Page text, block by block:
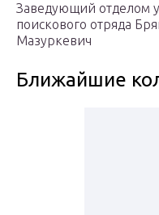
Заведующий отделом
поискового отряда
Мазуркевич
Ближайшие